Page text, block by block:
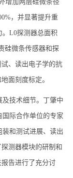
增加两层硅微条径
，并显著提升重
L0探测器总面积
硅微条传感器和探
、读出电子学的抗
面刻度标定。
及技术细节。丁肇中
际合作单位的专家
和测试进展、读出
测器模块的研制和
告进行了充分讨